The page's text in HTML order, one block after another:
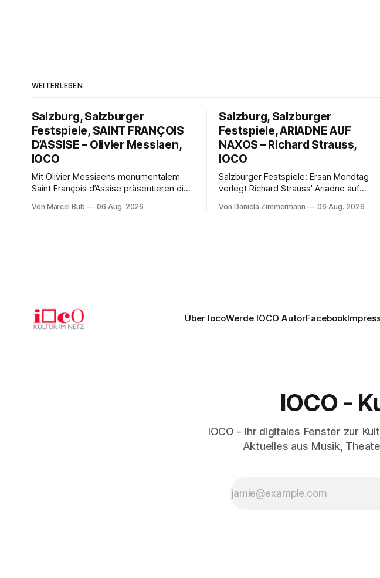
WEITERLESEN
Salzburg, Salzburger
Festspiele, SAINT FRANÇOIS
D’ASSISE – Olivier Messiaen,
IOCO
Mit Olivier Messiaens monumentalem
Saint François d’Assise präsentieren die
außergewöhnlichen Opernabend.
Von Marcel Bub 06 Aug. 2026
Salzburg, Salzburger
Festspiele, ARIADNE AUF
NAXOS – Richard Strauss,
IOCO
Salzburger Festspiele: Ersan Mondtag
verlegt Richard Strauss' Ariadne auf
Science-Fiction mit Opernklassik.
Von Daniela Zimmermann 06 Aug. 2026
Über IocoWerde IOCO AutorFacebook
IOCO -
IOCO - Ihr digitales Fenster zur
Aktuelles aus Musik,